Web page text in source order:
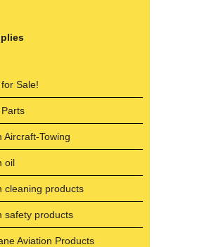
Sale!
Aircraft-Towing
oil
cleaning products
safety products
Aviation Products